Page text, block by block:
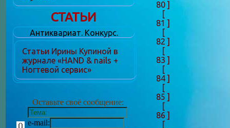
80 ]
[
81 ]
[
82 ]
[
83 ]
[
84 ]
[
85 ]
[
86 ]
[
СТАТЬИ
Антиквариат. Конкурс.
Статьи Ирины Купиной в
журнале «HAND & nails +
Ногтевой сервис»
Оставьте своё сообщение:
e-mail: